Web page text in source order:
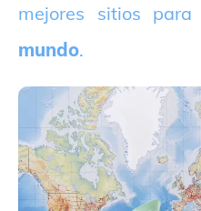
mejores sitios
mundo.